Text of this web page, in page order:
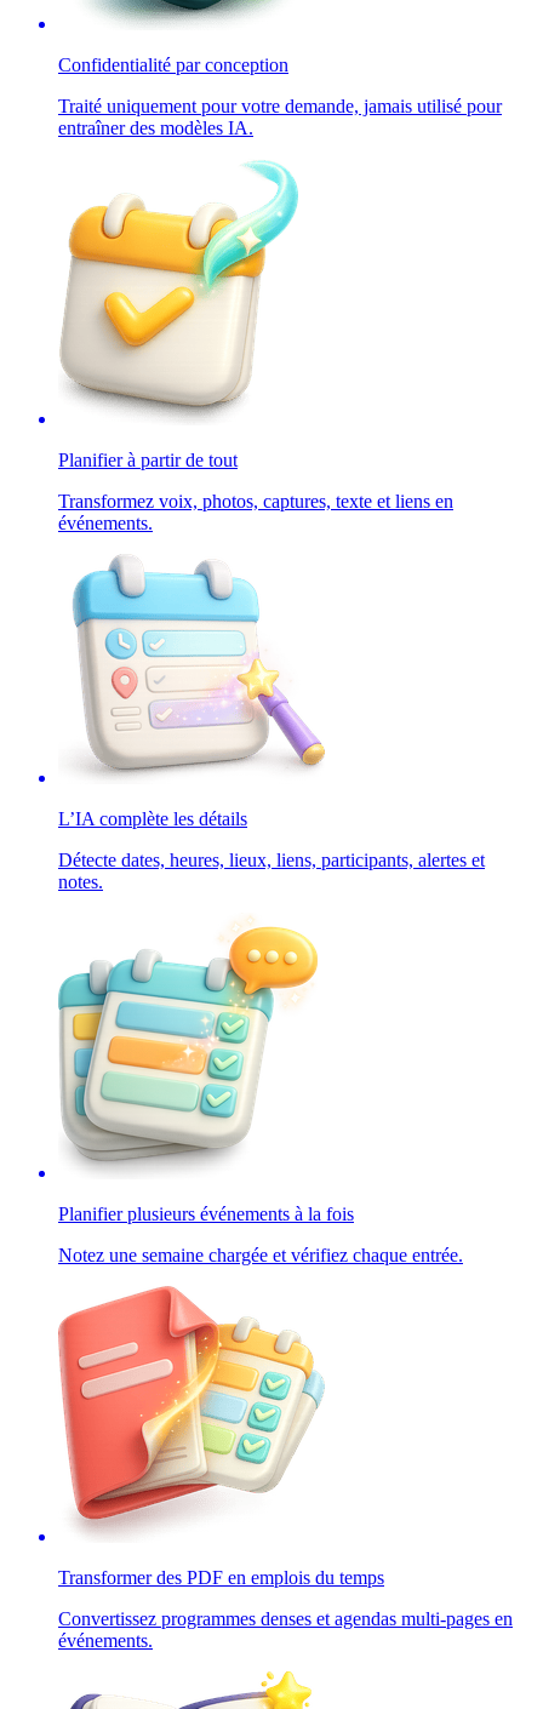
Confidentialité par conception
Traité uniquement pour votre demande, jamais utilisé pour
entraîner des modèles IA.
Planifier à partir de tout
Transformez voix, photos, captures, texte et liens en
événements.
L’IA complète les détails
Détecte dates, heures, lieux, liens, participants, alertes et
notes.
Planifier plusieurs événements à la fois
Notez une semaine chargée et vérifiez chaque entrée.
Transformer des PDF en emplois du temps
Convertissez programmes denses et agendas multi-pages en
événements.